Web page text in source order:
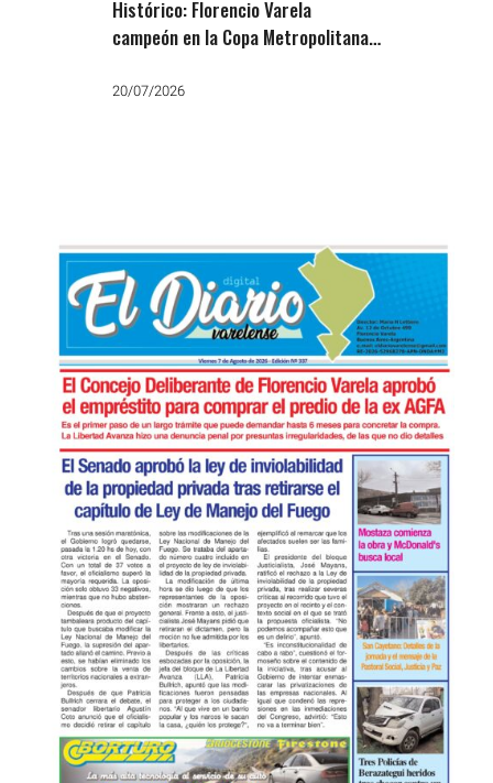
Histórico: Florencio Varela
campeón en la Copa Metropolitana
20/07/2026